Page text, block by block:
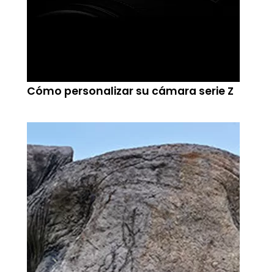
Cómo personalizar su cámara serie Z